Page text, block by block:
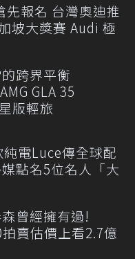
先報名 台灣奧迪推
坡大獎賽 Audi 極
跨界平衡
GLA 35
版輕旅
電Luce傳全球配
點名5位名人「大
曾經擁有過!
賣估價上看2.7億